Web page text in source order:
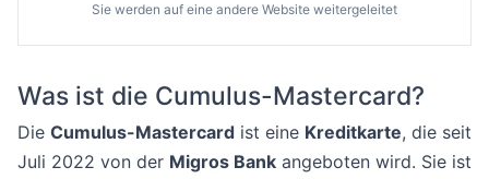
Sie werden auf eine andere Website weitergeleitet
Was ist die Cumulus-Mastercard?
Die Cumulus-Mastercard ist eine Kreditkarte, die seit
Juli 2022 von der Migros Bank angeboten wird. Sie ist